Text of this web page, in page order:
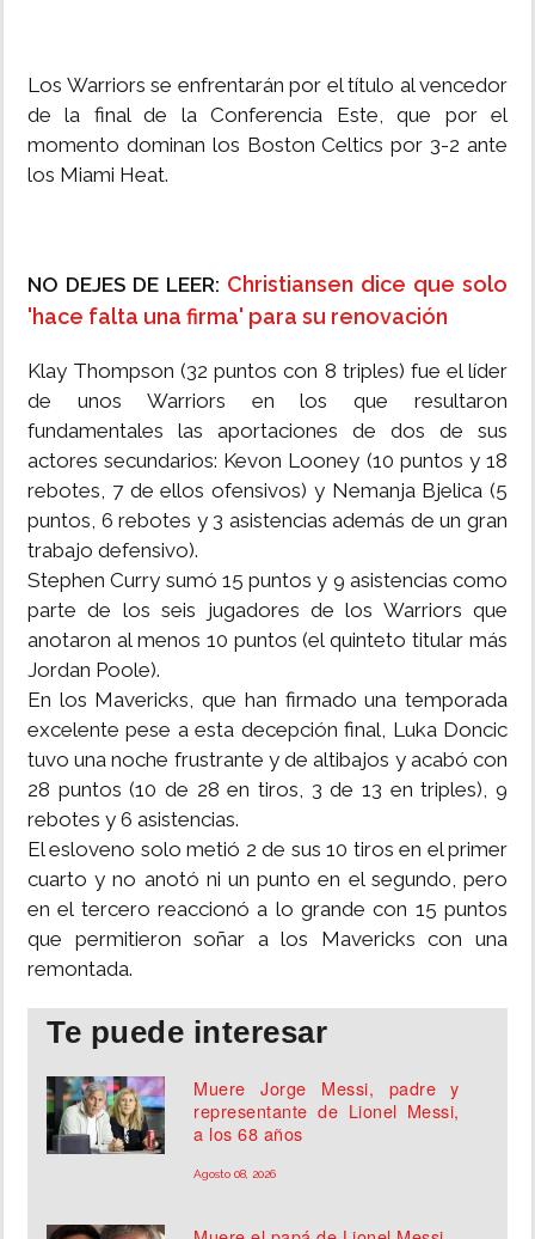
Los Warriors se enfrentarán por el título al vencedor
de la final de la Conferencia Este, que por el
momento dominan los Boston Celtics por 3-2 ante
los Miami Heat.
NO DEJES DE LEER: Christiansen dice que solo
'hace falta una firma' para su renovación
Klay Thompson (32 puntos con 8 triples) fue el líder
de unos Warriors en los que resultaron
fundamentales las aportaciones de dos de sus
actores secundarios: Kevon Looney (10 puntos y 18
rebotes, 7 de ellos ofensivos) y Nemanja Bjelica (5
puntos, 6 rebotes y 3 asistencias además de un gran
trabajo defensivo).
Stephen Curry sumó 15 puntos y 9 asistencias como
parte de los seis jugadores de los Warriors que
anotaron al menos 10 puntos (el quinteto titular más
Jordan Poole).
En los Mavericks, que han firmado una temporada
excelente pese a esta decepción final, Luka Doncic
tuvo una noche frustrante y de altibajos y acabó con
28 puntos (10 de 28 en tiros, 3 de 13 en triples), 9
rebotes y 6 asistencias.
El esloveno solo metió 2 de sus 10 tiros en el primer
cuarto y no anotó ni un punto en el segundo, pero
en el tercero reaccionó a lo grande con 15 puntos
que permitieron soñar a los Mavericks con una
remontada.
Te puede interesar
Muere Jorge Messi, padre y
representante de Lionel Messi,
a los 68 años
Agosto 08, 2026